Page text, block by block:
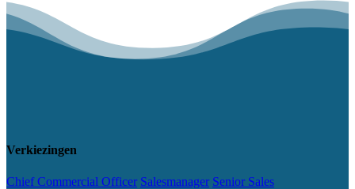
Verkiezingen
Chief Commercial Officer Salesmanager Senior Sales